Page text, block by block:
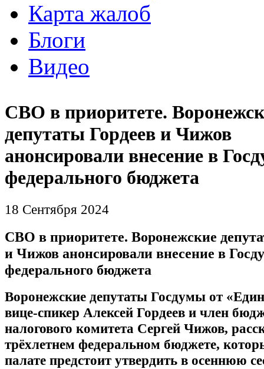
Карта жалоб
Блоги
Видео
СВО в приоритете.
депутаты Гордеев и Чижов
анонсировали внесение в
федерального бюджета
18 Сентября 2024
СВО в приоритете. Воронежские
и Чижов анонсировали внесение в
федерального бюджета
Воронежские депутаты Госдумы от
вице-спикер Алексей Гордеев и член
налогового комитета Сергей Чижов,
трёхлетнем федеральном бюджете,
палате предстоит утвердить в осеннюю